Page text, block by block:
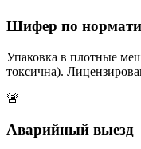
Шифер по
Упаковка в плотные
токсична).
🚨
Аварийный выезд